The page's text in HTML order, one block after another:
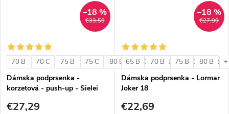
€33,59
–18 %
70 B 70 C 75 B 75 C 80 B 80 C 85 B 85 C +
Dámska podprsenka -
korzetová - push-up - Sielei
€27,29
€27,99
–18 %
65 B 70 B 75 B 80 B
Dámska podprsenka - Lormar
Joker 18
€22,69